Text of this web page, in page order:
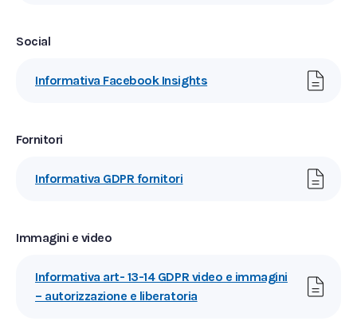
Social
Informativa Facebook Insights
Fornitori
Informativa GDPR fornitori
Immagini e video
Informativa art- 13-14 GDPR video e immagini
– autorizzazione e liberatoria